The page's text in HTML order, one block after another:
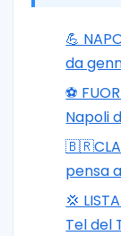
💪
da
⚽️
Napoli
pensa
💢
Tel del